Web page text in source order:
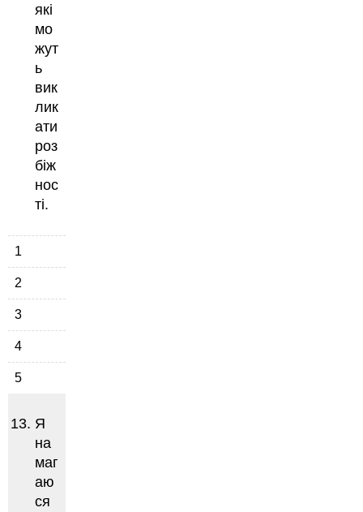
які
мо
жут
ь
вик
лик
ати
роз
біж
нос
ті.
1
2
3
4
5
Я
на
маг
аю
ся